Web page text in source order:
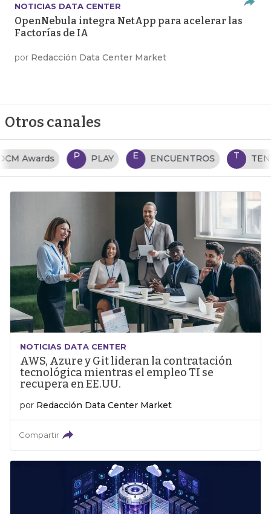
NOTICIAS DATA CENTER
OpenNebula integra NetApp para acelerar las
Factorías de IA
por Redacción Data Center Market
Otros canales
P PLAY E ENCUENTROS T TENDENCIAS TI
NOTICIAS DATA CENTER
AWS, Azure y Git lideran la contratación
tecnológica mientras el empleo TI se
recupera en EE.UU.
por Redacción Data Center Market
Compartir